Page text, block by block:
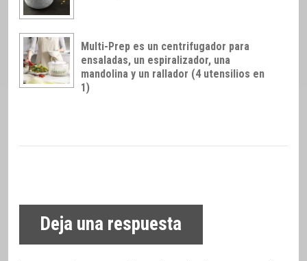
Multi-Prep es un centrifugador para
ensaladas, un espiralizador, una
mandolina y un rallador (4 utensilios en
1)
Deja una respuesta